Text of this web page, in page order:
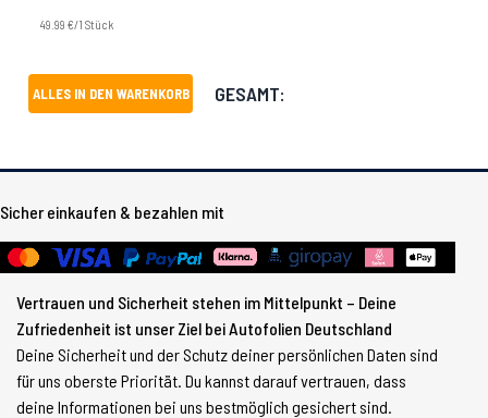
49.99 €/1 Stück
ALLES IN DEN WARENKORB GESAMT:
Sicher einkaufen & bezahlen mit
Vertrauen und Sicherheit stehen im Mittelpunkt – Deine
Zufriedenheit ist unser Ziel bei Autofolien Deutschland
Deine Sicherheit und der Schutz deiner persönlichen Daten sind
für uns oberste Priorität. Du kannst darauf vertrauen, dass
deine Informationen bei uns bestmöglich gesichert sind.